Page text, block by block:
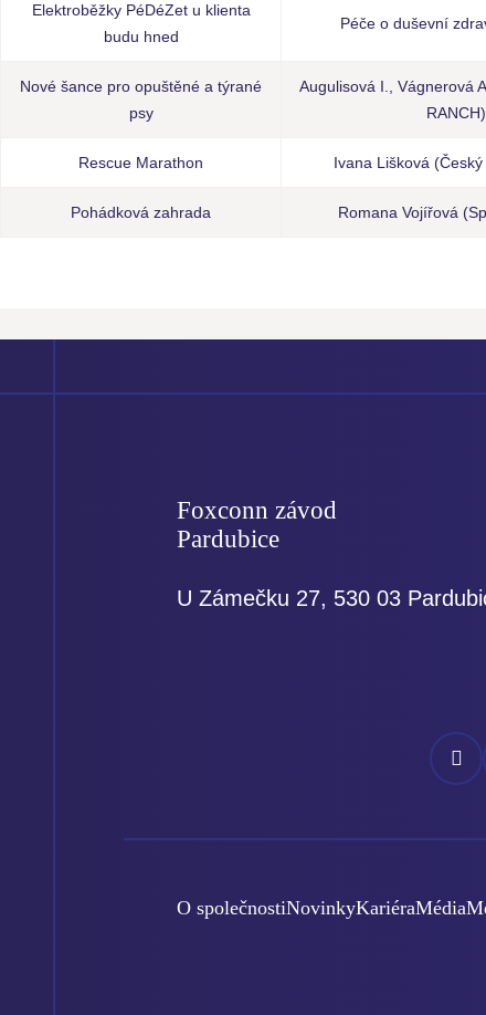
Elektroběžky PéDéZet u klienta
budu hned
Péče o duševní
Nové šance pro opuštěné a týrané
psy
Augulisová I., Vágnerová
RANCH)
Rescue Marathon Ivana Lišková
Pohádková zahrada Romana Vojířová
Foxconn závod
Pardubice
U Zámečku 27, 530 03
Náš
O společnostiNovinkyKariéraMédia